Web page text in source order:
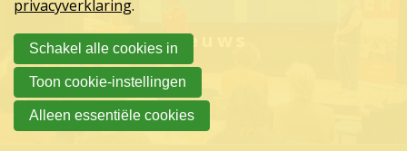
Spring
naar
hoofdnavigatie
Nieuws
Verslagen
Sluit je aan
Over UCK
privacyverklaring.
Schakel alle cookies in
Toon cookie-instellingen
Alleen essentiële cookies